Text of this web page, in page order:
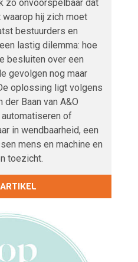
zo onvoorspelbaar dat
hij zich moet
bestuurders en
lastig dilemma: hoe
besluiten over een
gevolgen nog maar
oplossing ligt volgens
Baan van A&O
of
in wendbaarheid, een
mens en machine en
toezicht.